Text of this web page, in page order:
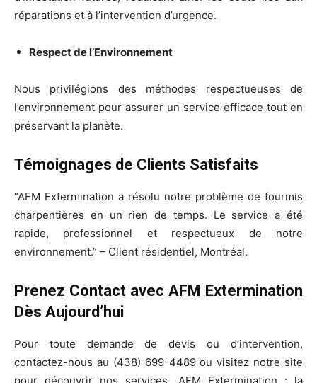
réparations et à l’intervention d’urgence.
Respect de l’Environnement
Nous privilégions des méthodes respectueuses de
l’environnement pour assurer un service efficace tout en
préservant la planète.
Témoignages de Clients Satisfaits
“AFM Extermination a résolu notre problème de fourmis
charpentières en un rien de temps. Le service a été
rapide, professionnel et respectueux de notre
environnement.” – Client résidentiel, Montréal.
Prenez Contact avec AFM Extermination
Dès Aujourd’hui
Pour toute demande de devis ou d’intervention,
contactez-nous au (438) 699-4489 ou visitez notre site